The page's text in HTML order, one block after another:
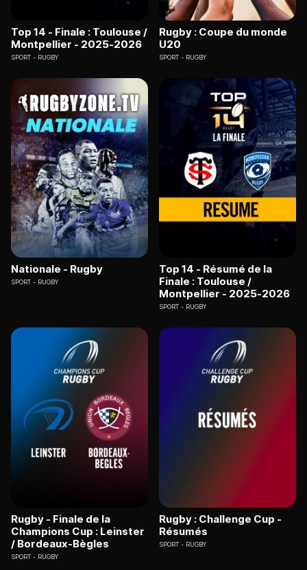
Top 14 - Finale : Toulouse /
Montpellier - 2025-2026
SPORT RUGBY
Rugby : Coupe du monde
U20
SPORT RUGBY
Nationale - Rugby
SPORT RUGBY
Top 14 - Résumé de la
Finale : Toulouse /
Montpellier - 2025-2026
SPORT RUGBY
Rugby - Finale de la
Champions Cup : Leinster
/ Bordeaux-Bègles
SPORT RUGBY
Rugby : Challenge Cup -
Résumés
SPORT RUGBY